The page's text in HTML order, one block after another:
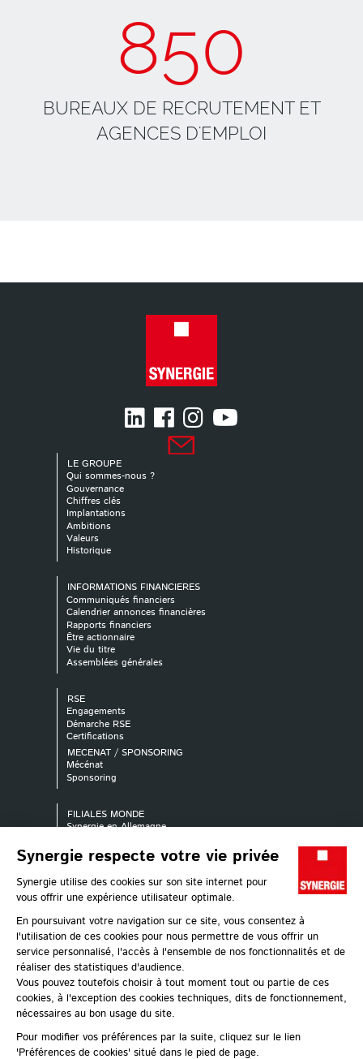
850
BUREAUX DE RECRUTEMENT ET
AGENCES D'EMPLOI
LE GROUPE
Qui sommes-nous ?
Gouvernance
Chiffres clés
Implantations
Ambitions
Valeurs
Historique
INFORMATIONS FINANCIERES
Communiqués financiers
Calendrier annonces financières
Rapports financiers
Être actionnaire
Vie du titre
Assemblées générales
RSE
Engagements
Démarche RSE
Certifications
MECENAT / SPONSORING
Mécénat
Sponsoring
FILIALES MONDE
Synergie en Allemagne
Synergie en Autriche
Synergie en Belgique
Synergie au Canada
Synergie en Espagne
Synergie en France
Synergie en Italie
Synergie au Luxembourg
Synergie au Pays-Bas
Synergie en Pologne
Synergie au Portugal
Synergie en République Tchèque
Synergie au Royaume-Uni
Synergie en Slovaquie
Synergie en Suisse